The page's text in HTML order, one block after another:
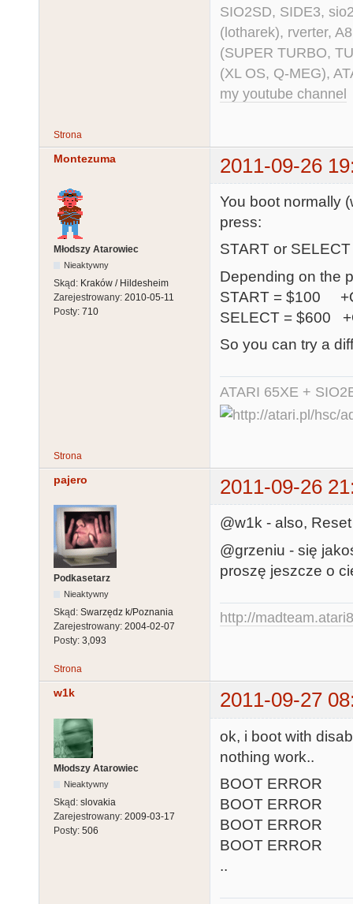
SIO2SD, SIDE3,
(lotharek), rverter,
(SUPER TURBO,
(XL OS, Q-MEG),
my youtube channel
Strona
Montezuma 2011-09-26
Młodszy Atarowiec
Nieaktywny
Skąd: Kraków / Hildesheim
Zarejestrowany: 2010-05-11
Posty: 710
You boot normally
press:
START or
Depending on the
START = $100
SELECT = $600
So you can try a
ATARI 65XE +
Strona
pajero 2011-09-26
Podkasetarz
Nieaktywny
Skąd: Swarzędz k/Poznania
Zarejestrowany: 2004-02-07
Posty: 3,093
@w1k - also,
@grzeniu - się
proszę jeszcze o
http://
Strona
w1k 2011-09-27
Młodszy Atarowiec
Nieaktywny
Skąd: slovakia
Zarejestrowany: 2009-03-17
Posty: 506
ok, i boot with
nothing work..
BOOT ERROR
BOOT ERROR
BOOT ERROR
BOOT ERROR
..